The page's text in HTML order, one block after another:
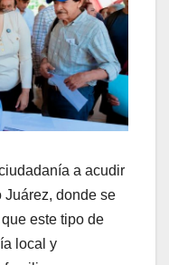
a acudir
donde se
este tipo de
local y